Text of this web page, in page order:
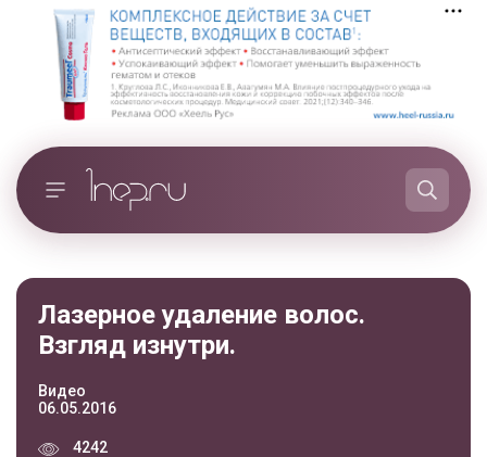
Лазерное удаление волос.
Взгляд изнутри.
Видео
06.05.2016
4242